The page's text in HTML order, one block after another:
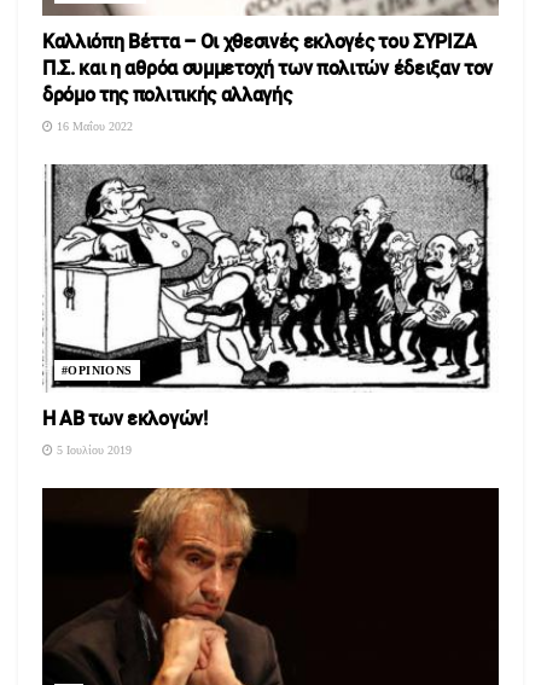
Καλλιόπη Βέττα – Οι χθεσινές εκλογές του ΣΥΡΙΖΑ
Π.Σ. και η αθρόα συμμετοχή των πολιτών έδειξαν τον
δρόμο της πολιτικής αλλαγής
16 Μαΐου 2022
#OPINIONS
Η ΑΒ των εκλογών!
5 Ιουλίου 2019